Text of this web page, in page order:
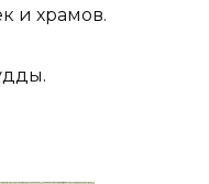
и храмов.